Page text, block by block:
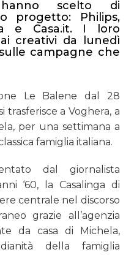
scelto di
progetto: Philips,
e Casa.it. I loro
creativi da lunedì
campagne che
Le Balene dal 28
a Voghera, a
per una settimana a
famiglia italiana.
dal giornalista
‘60, la Casalinga di
centrale nel discorso
grazie all’agenzia
da casa di Michela,
della famiglia